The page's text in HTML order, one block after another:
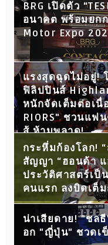
BRG เปิดตัว
อนาคต พร้อมยก
Motor Expo
แรงสุดฉุดไม่อยู่!
ฟิลิปปินส์
หนักจัดเต็มต่อเนื่อ
RIORS" ชวนแฟ
สู้ ห้ามพลาด!
กระหึ่มก้องโลก!
สัญญา “ฮอนด้า แ
ประวัติศาสตร์เป็
คนแรก ลงบิดเต็
น่าเสียดาย! "ชล
อก "ญี่ปุ่น" ชวดเ